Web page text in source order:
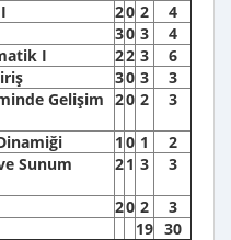
20 2
4
30 3
4
I 22 3
6
30 3
3
Gelişim 20 2 3
1 0 1
2
Sunum
21 3 3
20 2
3
19 30